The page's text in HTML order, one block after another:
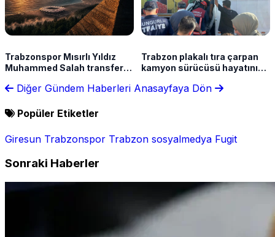
Trabzonspor Mısırlı Yıldız
Muhammed Salah transferini
Trabzon plakalı tıra çarpan
kamyon sürücüsü hayatını
Diğer Gündem Haberleri Anasayfaya Dön
Popüler Etiketler
Giresun Trabzonspor Trabzon sosyalmedya Fugit
Sonraki Haberler